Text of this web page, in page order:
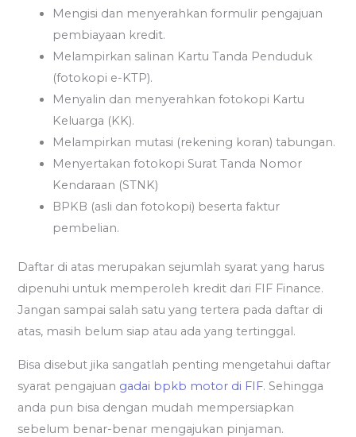
Mengisi dan menyerahkan formulir pengajuan
pembiayaan kredit.
Melampirkan salinan Kartu Tanda Penduduk
(fotokopi e-KTP).
Menyalin dan menyerahkan fotokopi Kartu
Keluarga (KK).
Melampirkan mutasi (rekening koran) tabungan.
Menyertakan fotokopi Surat Tanda Nomor
Kendaraan (STNK)
BPKB (asli dan fotokopi) beserta faktur
pembelian.
Daftar di atas merupakan sejumlah syarat yang harus
dipenuhi untuk memperoleh kredit dari FIF Finance.
Jangan sampai salah satu yang tertera pada daftar di
atas, masih belum siap atau ada yang tertinggal.
Bisa disebut jika sangatlah penting mengetahui daftar
syarat pengajuan gadai bpkb motor di FIF. Sehingga
anda pun bisa dengan mudah mempersiapkan
sebelum benar-benar mengajukan pinjaman.